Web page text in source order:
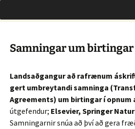
yfir
Samningar um birtingar
Landsaðgangur að rafrænum
gert umbreytandi samninga
Agreements) um birtingar í opnum
útgefendur; Elsevier, Springer
Samningarnir snúa að því að gera